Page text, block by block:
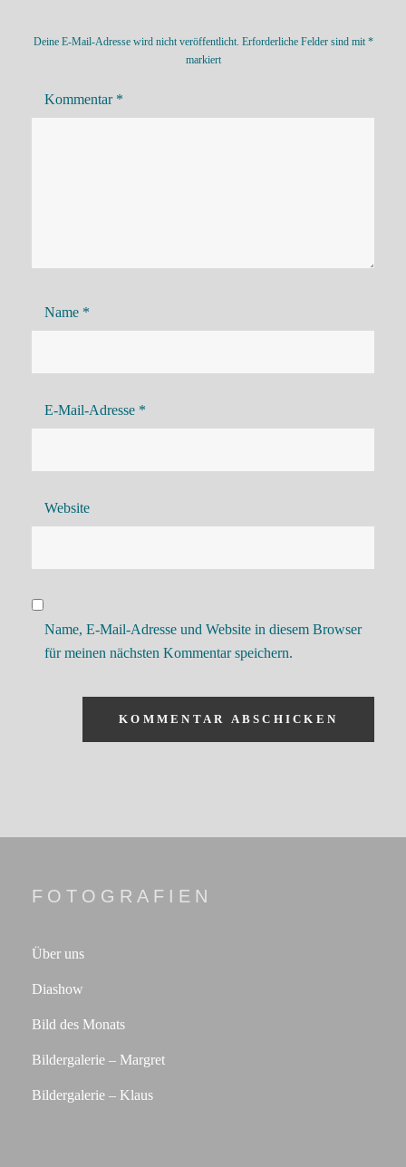
Deine E-Mail-Adresse wird nicht veröffentlicht. Erforderliche Felder sind mit*
markiert
Kommentar *
Name *
E-Mail-Adresse *
Website
Name, E-Mail-Adresse und Website in diesem Browser
für meinen nächsten Kommentar speichern.
FOTOGRAFIEN
Über uns
Diashow
Bild des Monats
Bildergalerie – Margret
Bildergalerie – Klaus